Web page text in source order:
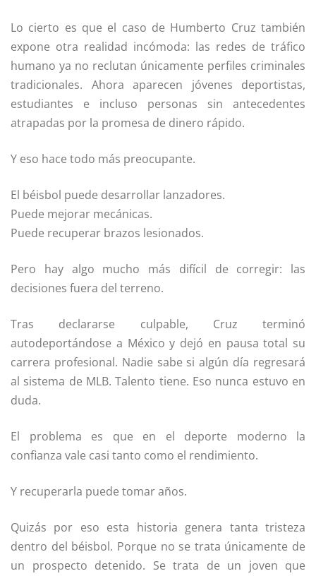
Lo cierto es que el caso de Humberto Cruz también
expone otra realidad incómoda: las redes de tráfico
humano ya no reclutan únicamente perfiles criminales
tradicionales. Ahora aparecen jóvenes deportistas,
estudiantes e incluso personas sin antecedentes
atrapadas por la promesa de dinero rápido.
Y eso hace todo más preocupante.
El béisbol puede desarrollar lanzadores.
Puede mejorar mecánicas.
Puede recuperar brazos lesionados.
Pero hay algo mucho más difícil de corregir: las
decisiones fuera del terreno.
Tras declararse culpable, Cruz terminó
autodeportándose a México y dejó en pausa total su
carrera profesional. Nadie sabe si algún día regresará
al sistema de MLB. Talento tiene. Eso nunca estuvo en
duda.
El problema es que en el deporte moderno la
confianza vale casi tanto como el rendimiento.
Y recuperarla puede tomar años.
Quizás por eso esta historia genera tanta tristeza
dentro del béisbol. Porque no se trata únicamente de
un prospecto detenido. Se trata de un joven que